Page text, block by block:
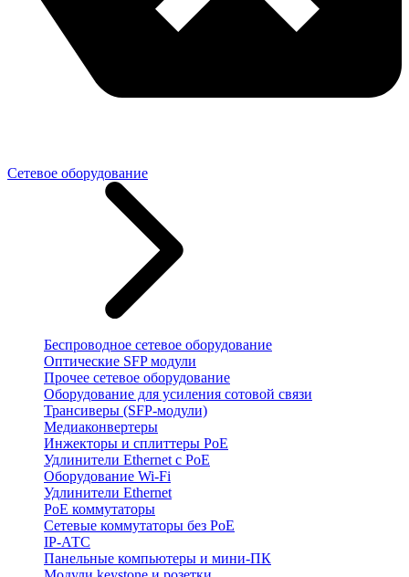
Сетевое оборудование
Беспроводное сетевое оборудование
Оптические SFP модули
Прочее сетевое оборудование
Оборудование для усиления сотовой связи
Трансиверы (SFP-модули)
Медиаконвертеры
Инжекторы и сплиттеры PoE
Удлинители Ethernet с PoE
Оборудование Wi-Fi
Удлинители Ethernet
PoE коммутаторы
Сетевые коммутаторы без PoE
IP-АТС
Панельные компьютеры и мини-ПК